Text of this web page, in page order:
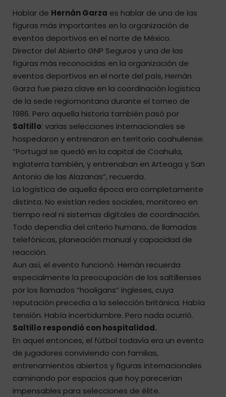
Hablar de Hernán Garza es hablar de una de las
figuras más importantes en la organización de
eventos deportivos en el norte de México.
Director del Abierto GNP Seguros y una de las
figuras más reconocidas en la organización de
eventos deportivos en el norte del país, Hernán
Garza fue pieza clave en la coordinación logística
de la sede regiomontana durante el torneo de
1986. Pero aquella historia también pasó por
Saltillo: varias selecciones internacionales se
hospedaron y entrenaron en territorio coahuilense.
“Portugal se quedó en la capital de Coahuila,
Inglaterra también, y entrenaban en Arteaga y San
Antonio de las Alazanas”, recuerda.
La logística de aquella época era completamente
distinta. No existían redes sociales, monitoreo en
tiempo real ni sistemas digitales de coordinación.
Todo dependía del criterio humano, de llamadas
telefónicas, planeación manual y capacidad de
reacción.
Aun así, el evento funcionó. Hernán recuerda
especialmente la preocupación de los saltillenses
por los llamados “hooligans” ingleses, cuya
reputación precedía a la selección británica. Había
tensión. Había incertidumbre. Pero nada ocurrió.
Saltillo respondió con hospitalidad.
En aquel entonces, el fútbol todavía era un evento
de jugadores conviviendo con familias,
entrenamientos abiertos y figuras internacionales
caminando por espacios que hoy parecerían
impensables para selecciones de élite.